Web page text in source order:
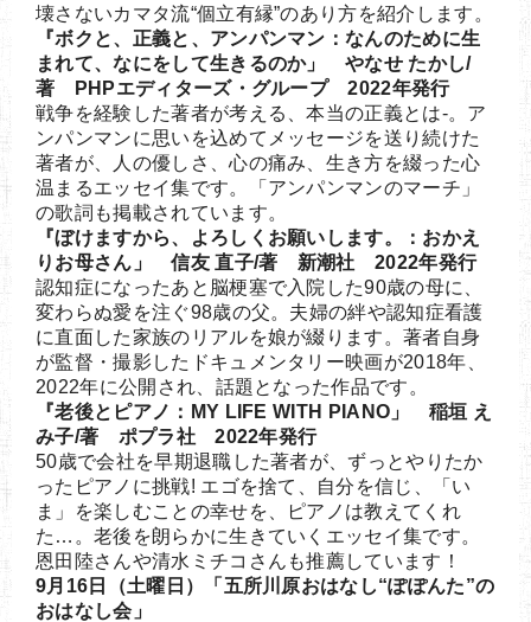
壊さないカマタ流“個立有縁”のあり方を紹介します。
『ボクと、正義と、アンパンマン：なんのために生
まれて、なにをして生きるのか」 やなせ たかし/
著 PHPエディターズ・グループ 2022年発行
戦争を経験した著者が考える、本当の正義とは-。ア
ンパンマンに思いを込めてメッセージを送り続けた
著者が、人の優しさ、心の痛み、生き方を綴った心
温まるエッセイ集です。「アンパンマンのマーチ」
の歌詞も掲載されています。
『ぼけますから、よろしくお願いします。：おかえ
りお母さん」 信友 直子/著 新潮社 2022年発行
認知症になったあと脳梗塞で入院した90歳の母に、
変わらぬ愛を注ぐ98歳の父。夫婦の絆や認知症看護
に直面した家族のリアルを娘が綴ります。著者自身
が監督・撮影したドキュメンタリー映画が2018年、
2022年に公開され、話題となった作品です。
『老後とピアノ：MY LIFE WITH PIANO」 稲垣 え
み子/著 ポプラ社 2022年発行
50歳で会社を早期退職した著者が、ずっとやりたか
ったピアノに挑戦! エゴを捨て、自分を信じ、「い
ま」を楽しむことの幸せを、ピアノは教えてくれ
た…。老後を朗らかに生きていくエッセイ集です。
恩田陸さんや清水ミチコさんも推薦しています！
9月16日（土曜日）「五所川原おはなし“ぽぽんた”の
おはなし会」